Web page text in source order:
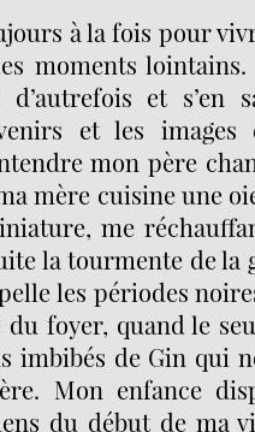
à la fois pour
moments
d’autrefois et s’en
et les
mon père
mère cuisine une
me
la tourmente de la
les périodes
foyer, quand le
imbibés de Gin qui
Mon enfance
du début de ma